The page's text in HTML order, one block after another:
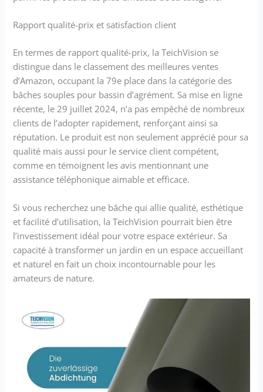
Rapport qualité-prix et satisfaction client
En termes de rapport qualité-prix, la TeichVision se
distingue dans le classement des meilleures ventes
d’Amazon, occupant la 79e place dans la catégorie des
bâches souples pour bassin d’agrément. Sa mise en ligne
récente, le 29 juillet 2024, n’a pas empêché de nombreux
clients de l’adopter rapidement, renforçant ainsi sa
réputation. Le produit est non seulement apprécié pour sa
qualité mais aussi pour le service client compétent,
comme en témoignent les avis mentionnant une
assistance téléphonique aimable et efficace.
Si vous recherchez une bâche qui allie qualité, esthétique
et facilité d’utilisation, la TeichVision pourrait bien être
l’investissement idéal pour votre espace extérieur. Sa
capacité à transformer un jardin en un espace accueillant
et naturel en fait un choix incontournable pour les
amateurs de nature.